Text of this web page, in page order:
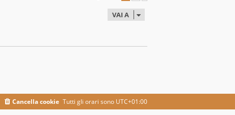
VAI A
Tutti gli orari sono UTC+01:00
Cancella cookie